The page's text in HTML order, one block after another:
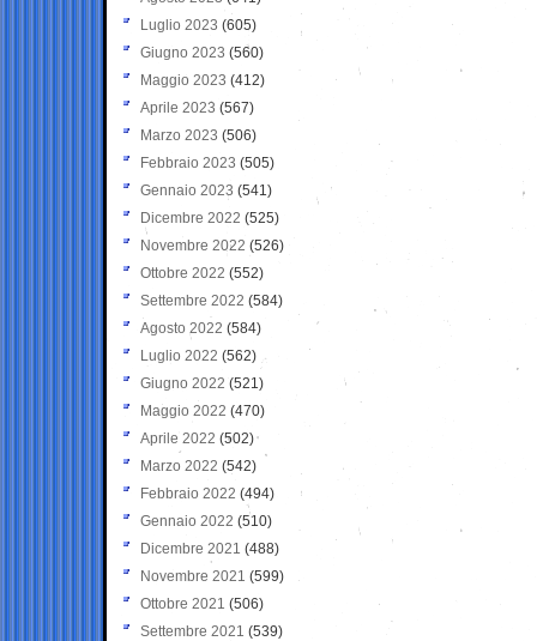
Luglio 2023 (605)
Giugno 2023 (560)
Maggio 2023 (412)
Aprile 2023 (567)
Marzo 2023 (506)
Febbraio 2023 (505)
Gennaio 2023 (541)
Dicembre 2022 (525)
Novembre 2022 (526)
Ottobre 2022 (552)
Settembre 2022 (584)
Agosto 2022 (584)
Luglio 2022 (562)
Giugno 2022 (521)
Maggio 2022 (470)
Aprile 2022 (502)
Marzo 2022 (542)
Febbraio 2022 (494)
Gennaio 2022 (510)
Dicembre 2021 (488)
Novembre 2021 (599)
Ottobre 2021 (506)
Settembre 2021 (539)